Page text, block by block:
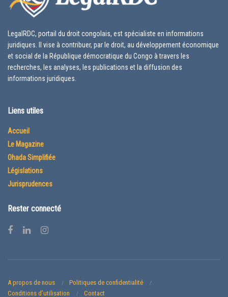
LegalRDC, portail du droit congolais, est spécialiste en informations
juridiques. Il vise à contribuer, par le droit, au développement économique
et social de la République démocratique du Congo à travers les
recherches, les analyses, les publications et la diffusion des
informations juridiques.
Liens utiles
Accueil
Le Magazine
Ohada Simplifiée
Législations
Jurisprudences
Rester connecté
A propos de nous
Politiques de confidentialité
Conditions d’utilisation
Contact